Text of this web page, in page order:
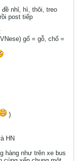
đề nhỉ, hì, thôi, treo
post tiếp
gổ = gỗ, chổ =
)
HN
hàng như trên xe bus